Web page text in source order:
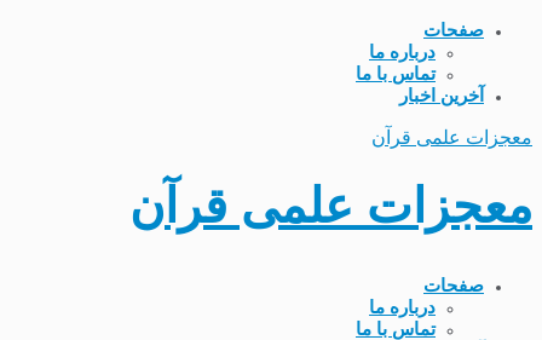
صفحات
درباره ما
تماس با ما
آخرین اخبار
معجزات علمی قرآن
معجزات علمی قرآن
صفحات
درباره ما
تماس با ما